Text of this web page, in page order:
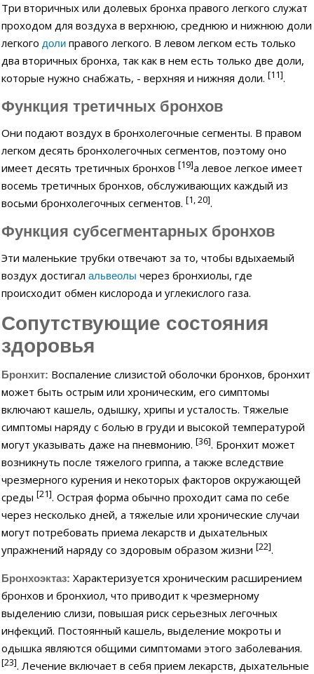
Три вторичных или долевых бронха правого легкого служат
проходом для воздуха в верхнюю, среднюю и нижнюю доли
легкогодоли правого легкого. В левом легком есть только
два вторичных бронха, так как в нем есть только две доли,
которые нужно снабжать, - верхняя и нижняя доли.[11].
Функция третичных бронхов
Они подают воздух в бронхолегочные сегменты. В правом
легком десять бронхолегочных сегментов, поэтому оно
имеет десять третичных бронхов[19]а левое легкое имеет
восемь третичных бронхов, обслуживающих каждый из
восьми бронхолегочных сегментов.[1, 20].
Функция субсегментарных бронхов
Эти маленькие трубки отвечают за то, чтобы вдыхаемый
воздух достигалальвеолы через бронхиолы, где
происходит обмен кислорода и углекислого газа.
Сопутствующие состояния
здоровья
Бронхит: Воспаление слизистой оболочки бронхов, бронхит
может быть острым или хроническим, его симптомы
включают кашель, одышку, хрипы и усталость. Тяжелые
симптомы наряду с болью в груди и высокой температурой
могут указывать даже на пневмонию.[36]. Бронхит может
возникнуть после тяжелого гриппа, а также вследствие
чрезмерного курения и некоторых факторов окружающей
среды[21]. Острая форма обычно проходит сама по себе
через несколько дней, а тяжелые или хронические случаи
могут потребовать приема лекарств и дыхательных
упражнений наряду со здоровым образом жизни[22].
Бронхоэктаз:Характеризуется хроническим расширением
бронхов и бронхиол, что приводит к чрезмерному
выделению слизи, повышая риск серьезных легочных
инфекций. Постоянный кашель, выделение мокроты и
одышка являются общими симптомами этого заболевания.
[23]. Лечение включает в себя прием лекарств, дыхательные